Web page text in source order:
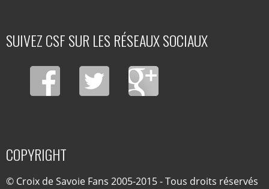
SUIVEZ CSF SUR LES RÉSEAUX SOCIAUX
COPYRIGHT
© Croix de Savoie Fans 2005-2015 - Tous droits réservés